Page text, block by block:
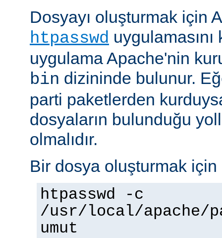
Dosyayı oluşturmak için
htpasswd
uygulama Apache'nin
bin dizininde bulunur.
parti paketlerden
dosyaların bulunduğu
olmalıdır.
Bir dosya oluşturmak için
htpasswd -c
/usr/local/apache/
umut